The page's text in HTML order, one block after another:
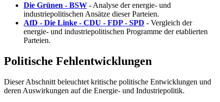
Die Grünen - BSW - Analyse der energie- und
industriepolitischen Ansätze dieser Parteien.
AfD - Die Linke - CDU - FDP - SPD - Vergleich der
energie- und industriepolitischen Programme der etablierten
Parteien.
Politische Fehlentwicklungen
Dieser Abschnitt beleuchtet kritische politische Entwicklungen und
deren Auswirkungen auf die Energie- und Industriepolitik.